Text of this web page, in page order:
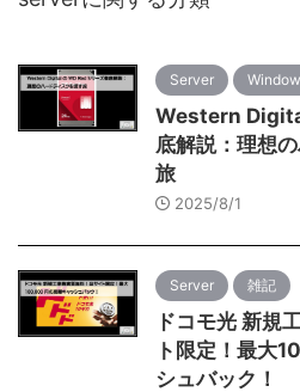
Server
Western
底解説：理想
旅
2025/8/1
Server 雑記
ドコモ光 新規
ト限定！最大
シュバック！